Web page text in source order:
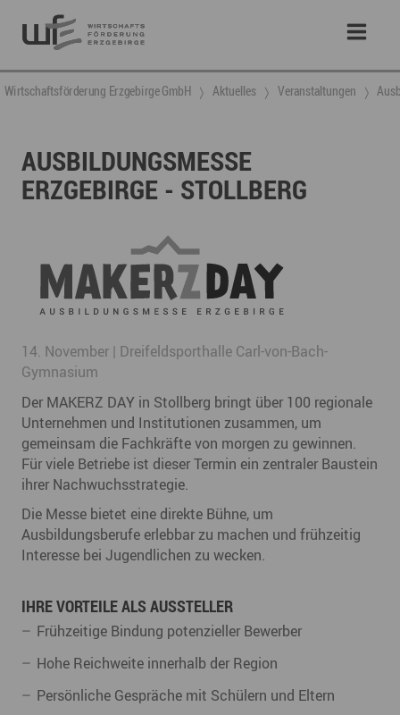
Wirtschaftsförderung Erzgebirge GmbH Aktuelles Veranstaltungen
AUSBILDUNGSMESSE
ERZGEBIRGE - STOLLBERG
14. November | Dreifeldsporthalle Carl-von-Bach-
Gymnasium
Der MAKERZ DAY in Stollberg bringt über 100 regionale
Unternehmen und Institutionen zusammen, um
gemeinsam die Fachkräfte von morgen zu gewinnen.
Für viele Betriebe ist dieser Termin ein zentraler Baustein
ihrer Nachwuchsstrategie.
Die Messe bietet eine direkte Bühne, um
Ausbildungsberufe erlebbar zu machen und frühzeitig
Interesse bei Jugendlichen zu wecken.
IHRE VORTEILE ALS AUSSTELLER
Frühzeitige Bindung potenzieller Bewerber
Hohe Reichweite innerhalb der Region
Persönliche Gespräche mit Schülern und Eltern